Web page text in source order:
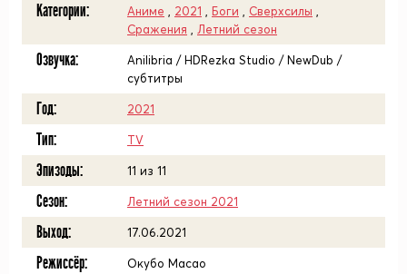
Категории: Аниме 2021 Боги Сверхсилы
Сражения
Летний сезон
Озвучка:
Anilibria / HDRezka Studio / NewDub /
субтитры
Год: 2021
Тип: TV
Эпизоды: 11 из 11
Сезон: Летний сезон 2021
Выход: 17.06.2021
Режиссёр: Окубо Масао